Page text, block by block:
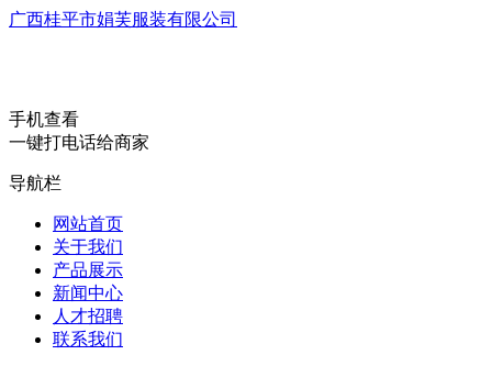
广西桂平市娟芙服装有限公司
手机查看
一键打电话给商家
导航栏
网站首页
关于我们
产品展示
新闻中心
人才招聘
联系我们